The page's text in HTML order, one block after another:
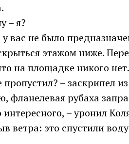
– я?
вас не было
этажом ниже.
на площадке никого нет.
пропустил? – заскрипел
фланелевая рубаха
интересного, – уронил
ветра: это спустили